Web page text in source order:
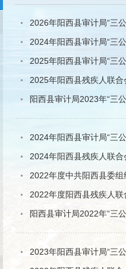
2026年阳西县审计局“三
2024年阳西县审计局“三
2025年阳西县审计局“三
2025年阳西县残疾人联合
阳西县审计局2023年“三
2024年阳西县审计局“三
2024年阳西县残疾人联合
2022年度中共阳西县委组
2022年度阳西县残疾人联
阳西县审计局2022年“三
2023年阳西县审计局“三